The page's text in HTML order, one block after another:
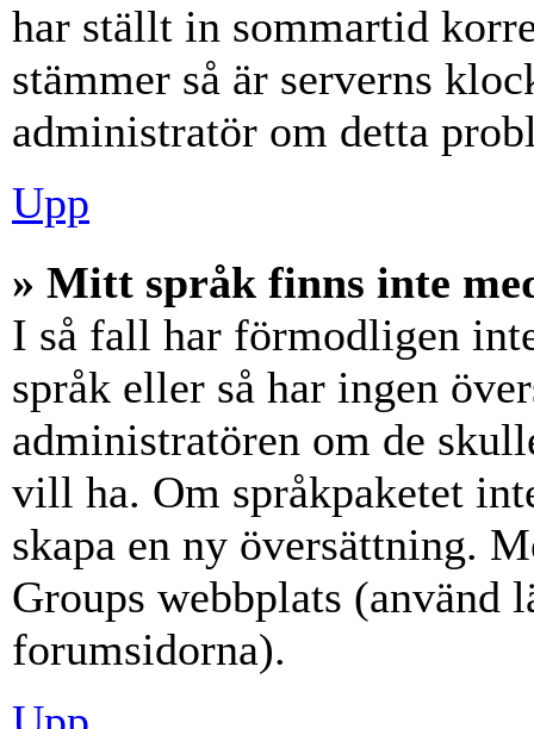
har ställt in sommartid
stämmer så är serverns
administratör om detta
Upp
» Mitt språk finns inte
I så fall har förmodligen
språk eller så har ingen
administratören om de
vill ha. Om språkpaketet
skapa en ny översättning.
Groups webbplats (använd
forumsidorna).